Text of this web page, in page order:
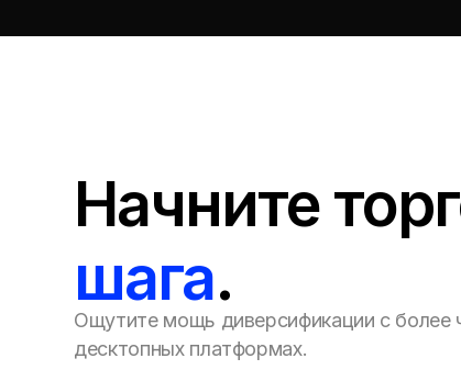
Начните
шага.
Ощутите мощь диверсификации с
десктопных платформах.